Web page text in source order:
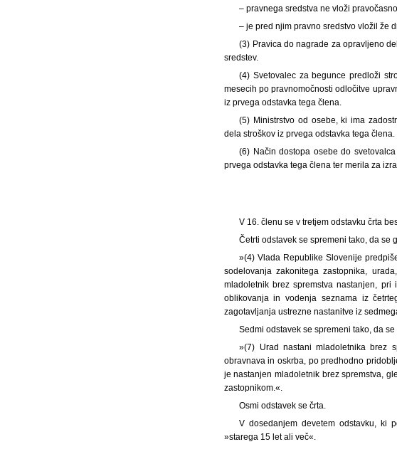
– pravnega sredstva ne vloži pravočasno,
– je pred njim pravno sredstvo vložil že
(3) Pravica do nagrade za opravljeno
sredstev.
(4) Svetovalec za begunce predloži
mesecih po pravnomočnosti odločitve
iz prvega odstavka tega člena.
(5) Ministrstvo od osebe, ki ima
dela stroškov iz prvega odstavka tega člena.
(6) Način dostopa osebe do
prvega odstavka tega člena ter merila za
V 16. členu se v tretjem odstavku črta
Četrti odstavek se spremeni tako, da se
»(4) Vlada Republike Slovenije
sodelovanja zakonitega zastopnika,
mladoletnik brez spremstva nastanjen,
oblikovanja in vodenja seznama iz
zagotavljanja ustrezne nastanitve iz
Sedmi odstavek se spremeni tako, da se
»(7) Urad nastani mladoletnika brez
obravnava in oskrba, po predhodno
je nastanjen mladoletnik brez spremstva,
zastopnikom.«.
Osmi odstavek se črta.
V dosedanjem devetem odstavku, ki
»starega 15 let ali več«.